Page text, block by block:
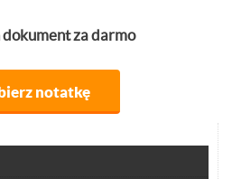
za darmo
notatkę